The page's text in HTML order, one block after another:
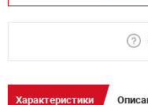
Характеристики